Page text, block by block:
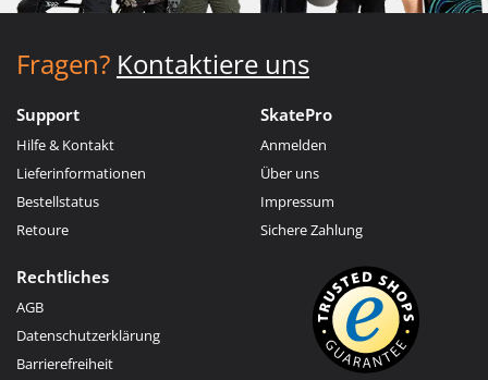
Fragen? Kontaktiere uns
Support
Hilfe & Kontakt
Lieferinformationen
Bestellstatus
Retoure
SkatePro
Anmelden
Über uns
Impressum
Sichere Zahlung
Rechtliches
AGB
Datenschutzerklärung
Barrierefreiheit